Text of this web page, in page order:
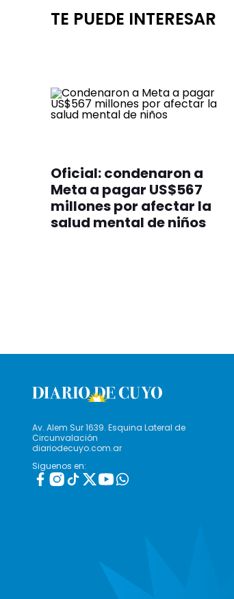
TE PUEDE INTERESAR
Oficial: condenaron a
Meta a pagar US$567
millones por afectar la
salud mental de niños
Av. Alem Sur 1639. Esquina Lateral de
Circunvalación
diariodecuyo.com.ar
Siguenos en: